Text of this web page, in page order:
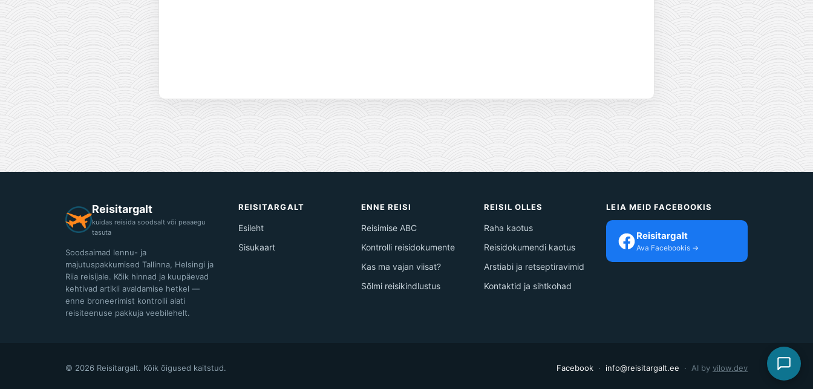
Reisitargalt
kuidas reisida soodsalt või peaaegu
tasuta
Soodsaimad lennu- ja
majutuspakkumised Tallinna, Helsingi ja
Riia reisijale. Kõik hinnad ja kuupäevad
kehtivad artikli avaldamise hetkel —
enne broneerimist kontrolli alati
reisiteenuse pakkuja veebilehelt.
REISITARGALT
Esileht
Sisukaart
ENNE REISI
Reisimise ABC
Kontrolli reisidokumente
Kas ma vajan viisat?
Sõlmi reisikindlustus
REISIL OLLES
Raha kaotus
Reisidokumendi kaotus
Arstiabi ja retseptiravimid
Kontaktid ja sihtkohad
LEIA MEID FACEBOOKIS
Reisitargalt
Ava Facebookis →
© 2026 Reisitargalt. Kõik õigused kaitstud. Facebook · info@reisitargalt.ee · AI by vilow.dev